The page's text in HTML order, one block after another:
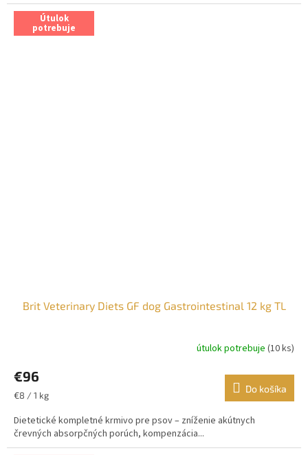
Útulok
potrebuje
Brit Veterinary Diets GF dog Gastrointestinal 12 kg TL
útulok potrebuje (10 ks)
€96
Jednotková
€8 / 1 kg
Do košíka
Dietetické kompletné krmivo pre psov – zníženie akútnych
črevných absorpčných porúch, kompenzácia...